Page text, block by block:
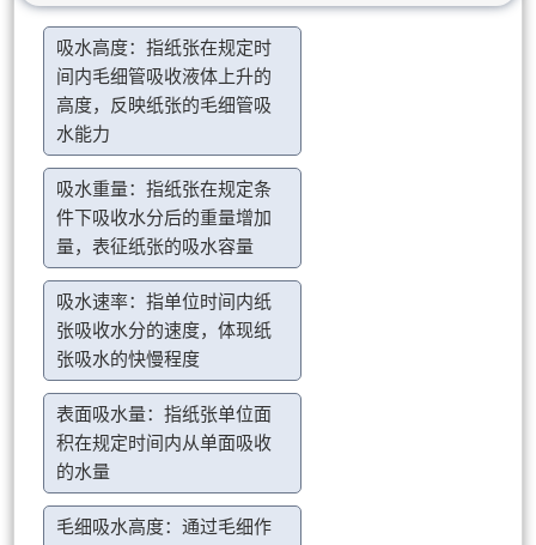
吸水高度：指纸张在规定时
间内毛细管吸收液体上升的
高度，反映纸张的毛细管吸
水能力
吸水重量：指纸张在规定条
件下吸收水分后的重量增加
量，表征纸张的吸水容量
吸水速率：指单位时间内纸
张吸收水分的速度，体现纸
张吸水的快慢程度
表面吸水量：指纸张单位面
积在规定时间内从单面吸收
的水量
毛细吸水高度：通过毛细作